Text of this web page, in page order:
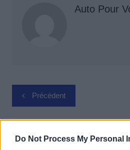
Do Not Process My Personal
Auto Pour
Navigation
de
l’article
Précédent